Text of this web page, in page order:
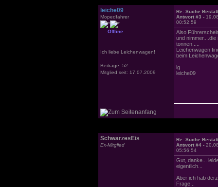
leiche09
Mopedfahrer
Offline
Ich liebe Leichenwagen!
Beiträge: 52
Mitglied seit: 17.07.2009
Re: Suche
Antwort #3 -
00:52:59
Also
und
tonnen.....
Leichenwagen
beim
lg
leiche09
SchwarzesEis
Ex-Mitglied
Re: Suche
Antwort #4 -
05:56:54
Gut, danke...
eigentlich...
Aber ich hab
Frage...